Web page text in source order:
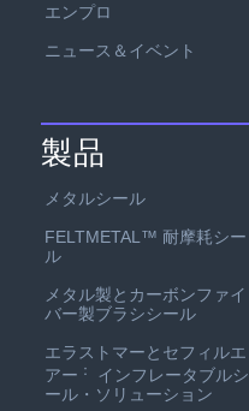
エンプロ
ニュース＆イベント
製品
メタルシール
FELTMETAL™ 耐摩耗シー
ル
メタル製とカーボンファイ
バー製ブラシシール
エラストマーとセフィルエ
アー ：
インフレータブルシ
ール・ソリューション